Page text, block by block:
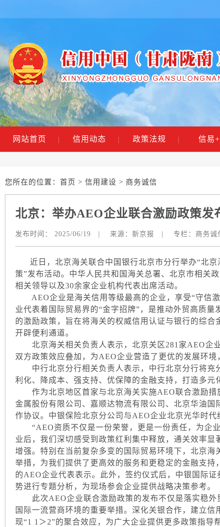
网站首页 | 信用动态 | 政策法规 | 信易+
您所在的位置： 首页 > 信用建设 > 商务诚信
北京：举办AEO企业联合激励政策发
发布时间： 2025/06/19 来源： 新京报 专栏： 商务诚
近日，北京海关联合中国银行北京市分行举办“北京
策”发布活动。中华人民共和国海关总署、北京市相关
相关领导以及30余家企业机构代表出席活动。
AEO企业是海关信用等级最高的企业，享受“守信激
业代表着国际贸易界的“金字招牌”，是推动外贸高质
的激励政策，旨在将海关的权威信用认证与银行的综
开辟便利通道。
北京海关相关负责人表示，北京关区281家AEO企
双方政策效应叠加，为AEO企业营造了更优的发展环
中行北京分行相关负责人表示，中行北京分行将充
利化、降成本、强支持、优保障的金融支持，打造多
作为北京地区首家与北京海关实施AEO联合激励措
金属股份有限公司、嘉顺达物流有限公司、北京华油
作协议。中银保险北京分公司与AEO企业北京光华时
“AEO资质不仅是一份荣誉，更是一份责任，为企
业后，我们深切感受到政策红利集中释放，通关效率
增强。特别在当前复杂多变的国际贸易环境下，北京
举措，为我们提供了更高效的服务和更稳定的金融支
的AEO企业代表表示。此外，签约仪式后，中银国际
势进行专题分析，为现场参会企业提供战略决策参考。
此次AEO企业联合激励政策的发布不仅是落实稳外
国际一流营商环境的重要举措。深化关银合作，建立
现“1 1＞2”的聚合效应，为广大企业提供更多政策指导